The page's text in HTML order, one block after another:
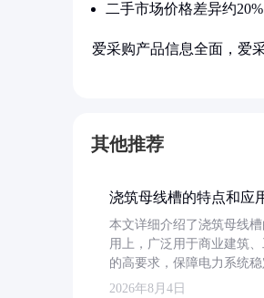
二手市场价格差异约
爱采购产品信息全面，爱
其他推荐
浇筑母线槽的特点和应
本文详细介绍了浇筑母线
用上，广泛用于商业建筑
的高要求，保障电力系统稳
2026年8月4日